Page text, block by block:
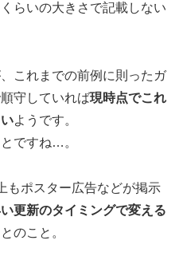
らいの大きさで記載しない
これまでの前例に則ったガ
守していれば現時点でこれ
ようです。
ですね…。
もポスター広告などが掲示
更新のタイミングで変える
とのこと。